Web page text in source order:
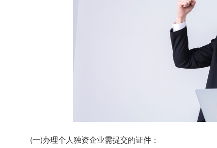
(一)办理个人独资企业需提交的证件：